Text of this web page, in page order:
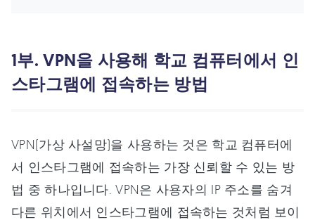
1부. VPN을 사용해 학교 컴퓨터에서 인
스타그램에 접속하는 방법
VPN(가상 사설망)을 사용하는 것은 학교 컴퓨터에
서 인스타그램에 접속하는 가장 신뢰할 수 있는 방
법 중 하나입니다. VPN은 사용자의 IP 주소를 숨겨
다른 위치에서 인스타그램에 접속하는 것처럼 보이